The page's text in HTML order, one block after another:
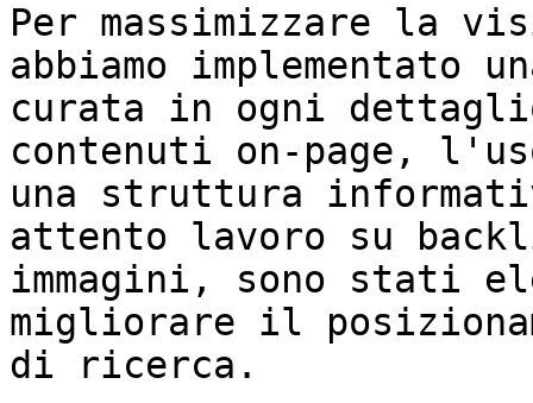
Per massimizzare la
abbiamo implementato
curata in ogni
contenuti on-page,
una struttura
attento lavoro su
immagini, sono stati
migliorare il
di ricerca.